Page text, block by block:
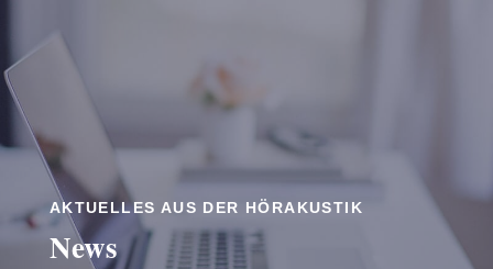
AKTUELLES AUS DER HÖRAKUSTIK
News